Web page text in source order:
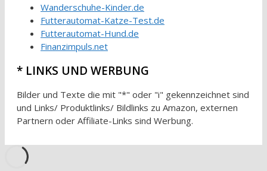
Wanderschuhe-Kinder.de
Futterautomat-Katze-Test.de
Futterautomat-Hund.de
Finanzimpuls.net
* LINKS UND WERBUNG
Bilder und Texte die mit "*" oder "i" gekennzeichnet sind
und Links/ Produktlinks/ Bildlinks zu Amazon, externen
Partnern oder Affiliate-Links sind Werbung.